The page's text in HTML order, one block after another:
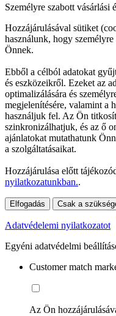
Személyre szabott vásárlási
Hozzájárulásával sütiket
használunk, hogy
Önnek.
Ebből a célból adatokat
és eszközeikről. Ezeket az
optimalizálására és
megjelenítésére, valamint a
használjuk fel. Az Ön
szinkronizálhatjuk, és az ő
ajánlatokat mutathatunk
a szolgáltatásaikat.
Hozzájárulása előtt
nyilatkozatunkban..
Elfogadás Csak a
Adatvédelemi nyilatkozatot
Egyéni adatvédelmi
Customer match
Az Ön